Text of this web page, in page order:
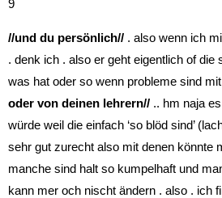
9
//und du persönlich// . also wenn ich
. denk ich . also er geht eigentlich of
was hat oder so wenn probleme sind
oder von deinen lehrern// .. hm naja
würde weil die einfach ‘so blöd sind’
sehr gut zurecht also mit denen könnte
manche sind halt so kumpelhaft und
kann mer och nischt ändern . also . ich